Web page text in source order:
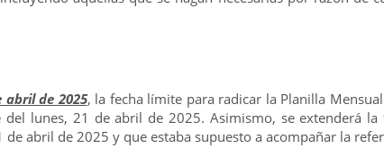
abril de 2025, la fecha límite para radicar la Planilla
lunes, 21 de abril de 2025. Asimismo, se extenderá
abril de 2025 y que estaba supuesto a acompañar la